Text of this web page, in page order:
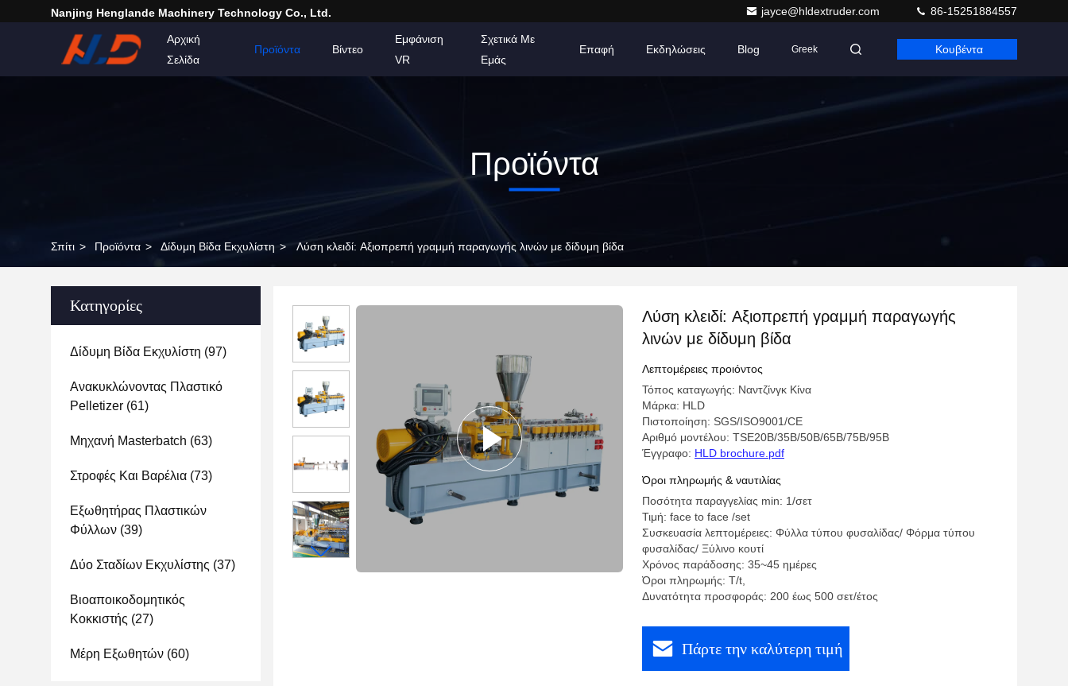
Nanjing Henglande Machinery Technology Co., Ltd. jayce@hldextruder.com 86-15251884557
Αρχική
Σελίδα
Προϊόντα Βίντεο
Εμφάνιση
VR
Σχετικά Με
Εμάς
Επαφή Εκδηλώσεις Blog Greek Κουβέντα
Προϊόντα
Σπίτι > Προϊόντα > Δίδυμη Βίδα Εκχυλίστη > Λύση κλειδί: Αξιοπρεπή γραμμή παραγωγής λινών με δίδυμη βίδα
Κατηγορίες
Δίδυμη Βίδα Εκχυλίστη (97)
Ανακυκλώνοντας Πλαστικό
Pelletizer (61)
Μηχανή Masterbatch (63)
Στροφές Και Βαρέλια (73)
Εξωθητήρας Πλαστικών
Φύλλων (39)
Δύο Σταδίων Εκχυλίστης (37)
Βιοαποικοδομητικός
Κοκκιστής (27)
Μέρη Εξωθητών (60)
Λύση κλειδί: Αξιοπρεπή γραμμή παραγωγής
λινών με δίδυμη βίδα
Λεπτομέρειες προιόντος
Τόπος καταγωγής: Ναντζίνγκ Κίνα
Μάρκα: HLD
Πιστοποίηση: SGS/ISO9001/CE
Αριθμό μοντέλου: TSE20B/35B/50B/65B/75B/95B
Έγγραφο: HLD brochure.pdf
Όροι πληρωμής & ναυτιλίας
Ποσότητα παραγγελίας min: 1/σετ
Τιμή: face to face /set
Συσκευασία λεπτομέρειες: Φύλλα τύπου φυσαλίδας/ Φόρμα τύπου
φυσαλίδας/ Ξύλινο κουτί
Χρόνος παράδοσης: 35~45 ημέρες
Όροι πληρωμής: T/t,
Δυνατότητα προσφοράς: 200 έως 500 σετ/έτος
Πάρτε την καλύτερη τιμή